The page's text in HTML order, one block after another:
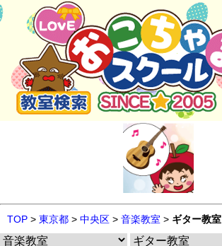
TOP > 東京都 > 中央区 > 音楽教室 > ギター教室